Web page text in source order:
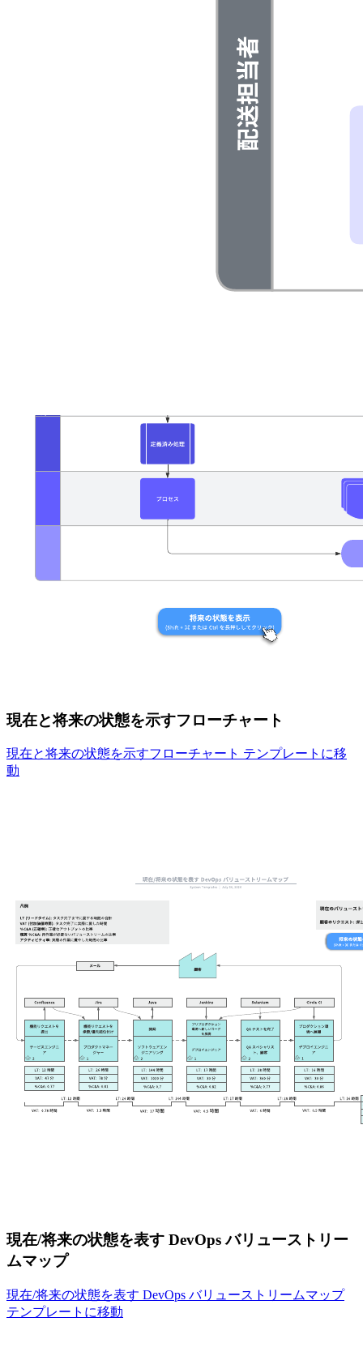
このスイムレーンを使ったフローチャートテンプレートは以
ステップ別にプロセスを視覚化する。
各プロセスを完了する責任者を明確に特定する。
プロセスが非効率かどうかを迅速に判断する。
現在と将来の状態を示すフローチャート
現在と将来の状態を示すフローチャート テンプレートに移
動
現在/将来の状態を表す DevOps バリューストリー
ムマップ
現在/将来の状態を表す DevOps バリューストリームマップ
テンプレートに移動